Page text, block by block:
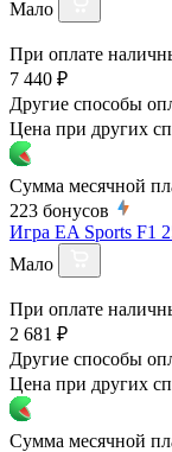
Мало
При оплате
7 440 ₽
Другие способы
Цена при других
Сумма месячной
223 бонусов
Игра EA Sports F1
Мало
При оплате
2 681 ₽
Другие способы
Цена при других
Сумма месячной